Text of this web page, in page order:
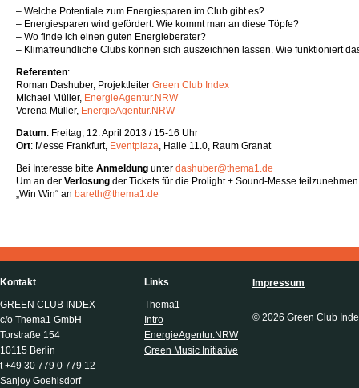
– Welche Potentiale zum Energiesparen im Club gibt es?
– Energiesparen wird gefördert. Wie kommt man an diese Töpfe?
– Wo finde ich einen guten Energieberater?
– Klimafreundliche Clubs können sich auszeichnen lassen. Wie funktioniert
Referenten:
Roman Dashuber, Projektleiter Green Club Index
Michael Müller, EnergieAgentur.NRW
Verena Müller, EnergieAgentur.NRW
Datum: Freitag, 12. April 2013 / 15-16 Uhr
Ort: Messe Frankfurt, Eventplaza, Halle 11.0, Raum Granat
Bei Interesse bitte Anmeldung unter dashuber@thema1.de
Um an der Verlosung der Tickets für die Prolight + Sound-Messe
„Win Win“ an bareth@thema1.de
Kontakt
GREEN CLUB INDEX
c/o Thema1 GmbH
Torstraße 154
10115 Berlin
t +49 30 779 0 779 12
Sanjoy Goehlsdorf
Links
Thema1
Intro
EnergieAgentur.NRW
Green Music Initiative
Impressum
© 2026 Green Club